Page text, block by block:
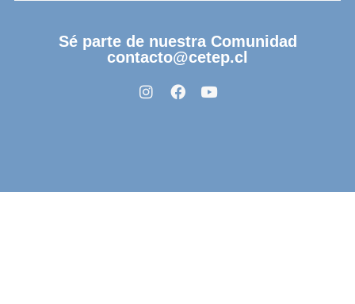
Sé parte de nuestra Comunidad
contacto@cetep.cl